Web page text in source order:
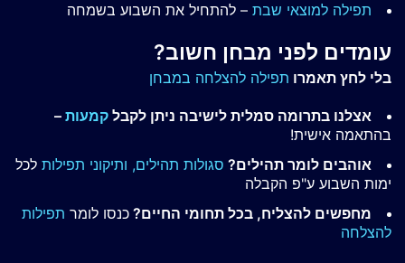
תפילה למוצאי שבת – להתחיל את השבוע בשמחה
עומדים לפני מבחן חשוב?
בלי לחץ תאמרו תפילה להצלחה במבחן
אצלנו בתרומה סמלית לישיבה ניתן לקבל קמעות –
בהתאמה אישית!
אוהבים לומר תהילים? סגולות תהילים, ותיקוני תפילות לכל
ימות השבוע ע"פ הקבלה
מחפשים להצליח, בכל תחומי החיים? כנסו לומר תפילות
להצלחה